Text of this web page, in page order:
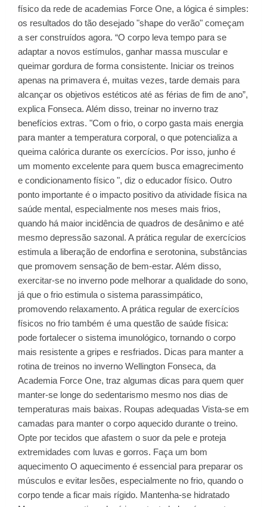
físico da rede de academias Force One, a lógica é simples:
os resultados do tão desejado "shape do verão" começam
a ser construídos agora. “O corpo leva tempo para se
adaptar a novos estímulos, ganhar massa muscular e
queimar gordura de forma consistente. Iniciar os treinos
apenas na primavera é, muitas vezes, tarde demais para
alcançar os objetivos estéticos até as férias de fim de ano”,
explica Fonseca. Além disso, treinar no inverno traz
benefícios extras. "Com o frio, o corpo gasta mais energia
para manter a temperatura corporal, o que potencializa a
queima calórica durante os exercícios. Por isso, junho é
um momento excelente para quem busca emagrecimento
e condicionamento físico ", diz o educador físico. Outro
ponto importante é o impacto positivo da atividade física na
saúde mental, especialmente nos meses mais frios,
quando há maior incidência de quadros de desânimo e até
mesmo depressão sazonal. A prática regular de exercícios
estimula a liberação de endorfina e serotonina, substâncias
que promovem sensação de bem-estar. Além disso,
exercitar-se no inverno pode melhorar a qualidade do sono,
já que o frio estimula o sistema parassimpático,
promovendo relaxamento. A prática regular de exercícios
físicos no frio também é uma questão de saúde física:
pode fortalecer o sistema imunológico, tornando o corpo
mais resistente a gripes e resfriados. Dicas para manter a
rotina de treinos no inverno Wellington Fonseca, da
Academia Force One, traz algumas dicas para quem quer
manter-se longe do sedentarismo mesmo nos dias de
temperaturas mais baixas. Roupas adequadas Vista-se em
camadas para manter o corpo aquecido durante o treino.
Opte por tecidos que afastem o suor da pele e proteja
extremidades com luvas e gorros. Faça um bom
aquecimento O aquecimento é essencial para preparar os
músculos e evitar lesões, especialmente no frio, quando o
corpo tende a ficar mais rígido. Mantenha-se hidratado